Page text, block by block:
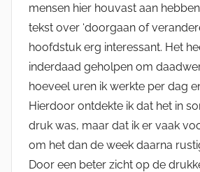
mensen hier houvast aan
tekst over ‘doorgaan of
hoofdstuk erg interessant. Het
inderdaad geholpen om
hoeveel uren ik werkte per dag
Hierdoor ontdekte ik dat het in
druk was, maar dat ik er vaak
om het dan de week daarna
Door een beter zicht op de